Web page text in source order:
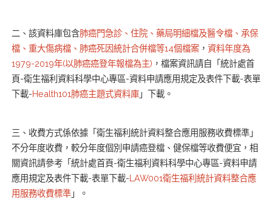
二、該資料庫包含肺癌門急診、住院、藥局明細檔及醫令檔、承保
檔、重大傷病檔、肺癌死因統計合併檔等14個檔案， 資料年度為
1979-2019年(以肺癌癌登年報檔為主) ，檔案資訊請自「統計處首
頁-衛生福利資料科學中心專區-資料申請應用規定及表件下載-表單
下載-Health101肺癌主題式資料庫」下載。
三、收費方式係依據「衛生福利統計資料整合應用服務收費標準」
不分年度收費，較分年度個別申請癌登檔、健保檔等收費便宜，相
關資訊請參考「統計處首頁-衛生福利資料科學中心專區-資料申請
應用規定及表件下載-表單下載-LAW001衛生福利統計資料整合應
用服務收費標準」。